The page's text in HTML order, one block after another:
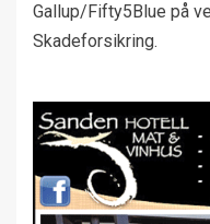
Gallup/Fifty5Blue på
Skadeforsikring.